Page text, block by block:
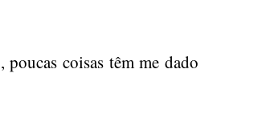
coisas têm me dado